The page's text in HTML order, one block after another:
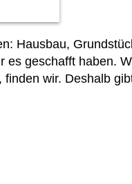
Hausbau,
geschafft haben.
wir. Deshalb